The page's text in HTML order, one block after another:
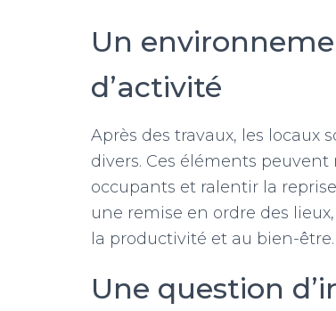
Un
d’activité
Après des travaux, les locaux
divers. Ces éléments
occupants et ralentir la
une remise en ordre des
la productivité et au bien-être.
Une question